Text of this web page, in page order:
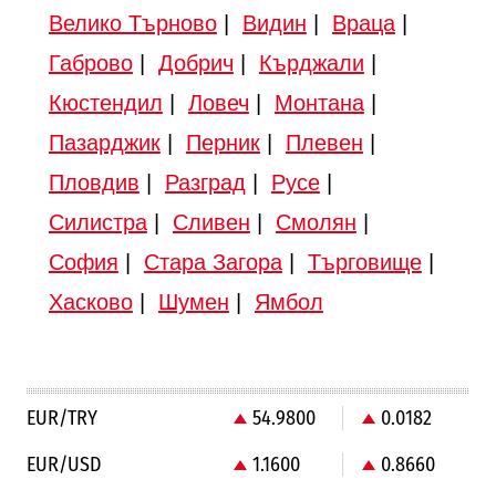
Велико Търново| Видин Враца|
Габрово| Добрич Кърджали
Кюстендил
Ловеч Монтана|
Пазарджик| Перник| Плевен
Пловдив
Разград Русе|
Силистра| Сливен Смолян
София
Стара Загора| Търговище|
Хасково| Шумен Ямбол
EUR/TRY 54.9800
0.0182
EUR/USD
1.1600 0.8660